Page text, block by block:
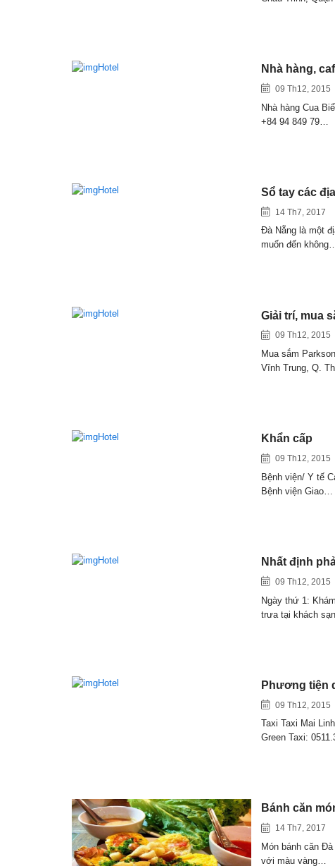
Nhà hàng,
09 Th12, 2015
Nhà hàng Cua
+84 94 849 79…
Sổ tay các
14 Th7, 2017
Đà Nẵng là một
muốn đến
Giải trí, mua
09 Th12, 2015
Mua sắm
Vĩnh Trung, Q.
Khẩn cấp
09 Th12, 2015
Bệnh viện/ Y tế
Bệnh viện Giao…
Nhất định
09 Th12, 2015
Ngày thứ 1:
trưa tại khách
Phương tiện
09 Th12, 2015
Taxi Taxi Mai
Green Taxi:
Bánh căn
14 Th7, 2017
Món bánh căn
với màu vàng…